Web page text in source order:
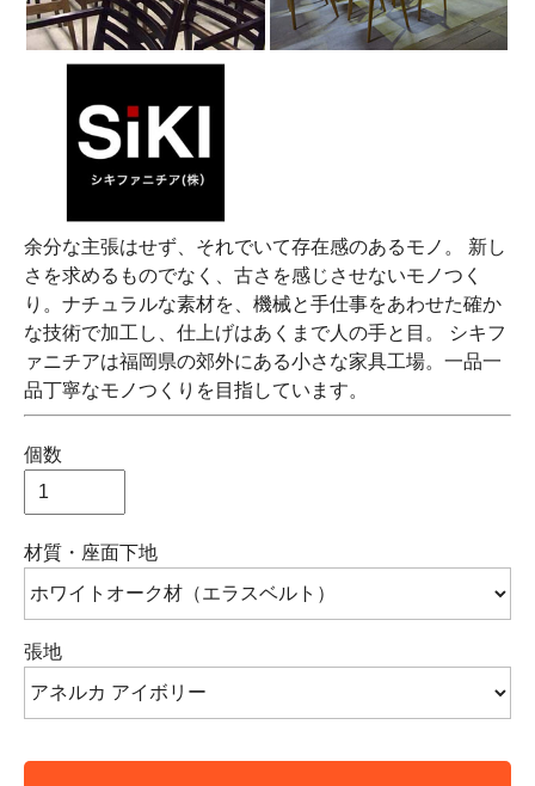
余分な主張はせず、それでいて存在感のあるモノ。 新し
さを求めるものでなく、古さを感じさせないモノつく
り。ナチュラルな素材を、機械と手仕事をあわせた確か
な技術で加工し、仕上げはあくまで人の手と目。 シキフ
ァニチアは福岡県の郊外にある小さな家具工場。一品一
品丁寧なモノつくりを目指しています。
個数
材質・座面下地
張地